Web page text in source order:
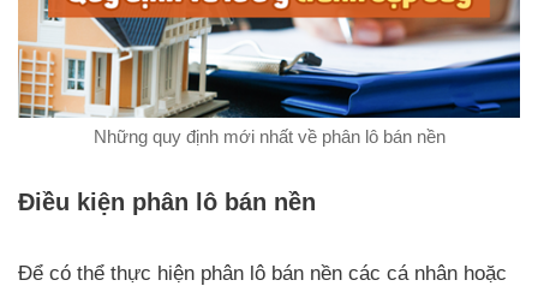
Những quy định mới nhất về phân lô bán nền
Điều kiện phân lô bán nền
Để có thể thực hiện phân lô bán nền các cá nhân hoặc